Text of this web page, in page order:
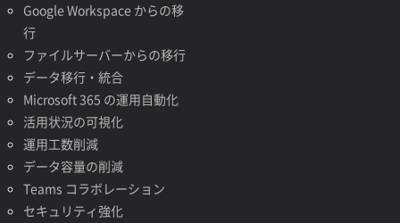
Google Workspace からの移
行
ファイルサーバーからの移行
データ移行・統合
Microsoft 365 の運用自動化
活用状況の可視化
運用工数削減
データ容量の削減
Teams コラボレーション
セキュリティ強化